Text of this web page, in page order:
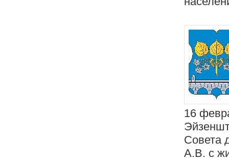
16
Совета
А.В. с